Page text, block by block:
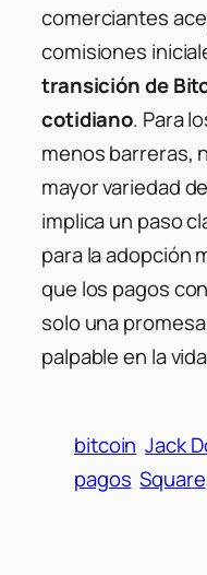
comerciantes
comisiones
transición de
cotidiano. Para
menos barreras,
mayor variedad
implica un paso
para la adopción
que los pagos
solo una
palpable en la
bitcoin Jack
pagos Square